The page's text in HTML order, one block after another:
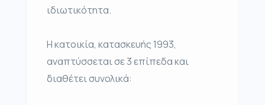
ιδιωτικότητα.
Η κατοικία, κατασκευής 1993,
αναπτύσσεται σε 3 επίπεδα και
διαθέτει συνολικά: